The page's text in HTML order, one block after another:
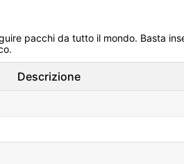
pacchi da tutto il mondo. Basta
Descrizione